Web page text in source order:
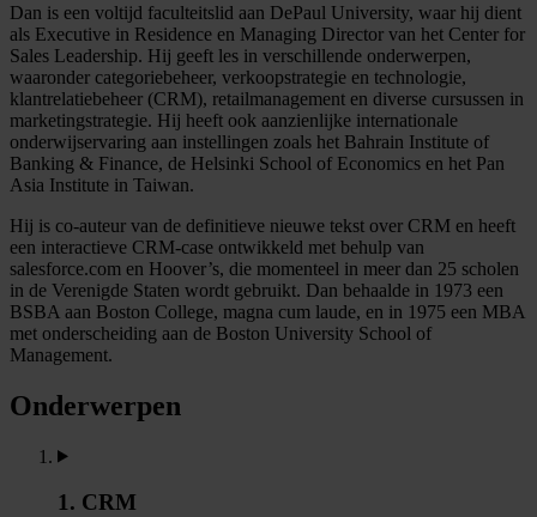
Dan is een voltijd faculteitslid aan DePaul University, waar hij dient
als Executive in Residence en Managing Director van het Center for
Sales Leadership. Hij geeft les in verschillende onderwerpen,
waaronder categoriebeheer, verkoopstrategie en technologie,
klantrelatiebeheer (CRM), retailmanagement en diverse cursussen in
marketingstrategie. Hij heeft ook aanzienlijke internationale
onderwijservaring aan instellingen zoals het Bahrain Institute of
Banking & Finance, de Helsinki School of Economics en het Pan
Asia Institute in Taiwan.
Hij is co-auteur van de definitieve nieuwe tekst over CRM en heeft
een interactieve CRM-case ontwikkeld met behulp van
salesforce.com en Hoover’s, die momenteel in meer dan 25 scholen
in de Verenigde Staten wordt gebruikt. Dan behaalde in 1973 een
BSBA aan Boston College, magna cum laude, en in 1975 een MBA
met onderscheiding aan de Boston University School of
Management.
Onderwerpen
1. CRM